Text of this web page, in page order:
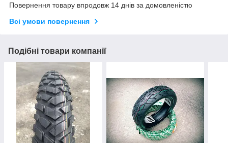
Повернення товару впродовж 14 днів за домовленістю
Всі умови повернення
Подібні товари компанії